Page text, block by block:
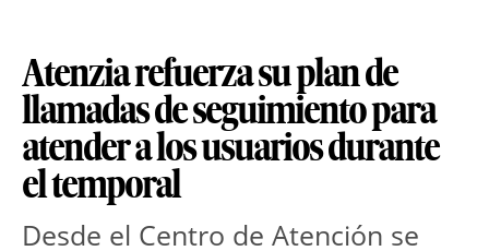
Atenzia refuerza su plan de
llamadas de seguimiento para
atender a los usuarios durante
el temporal
Desde el Centro de Atención se